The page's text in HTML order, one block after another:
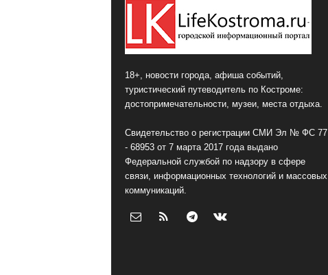
18+, новости города, афиша событий,
туристический путеводитель по Костроме:
достопримечательности, музеи, места отдыха.
Свидетельство о регистрации СМИ Эл № ФС 77
- 68953 от 7 марта 2017 года выдано
Федеральной службой по надзору в сфере
связи, информационных технологий и массовых
коммуникаций.